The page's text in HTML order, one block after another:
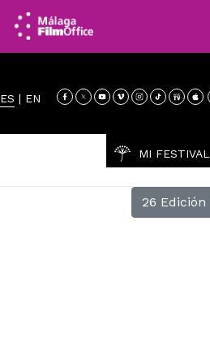
ES | EN
MI FESTIVAL
26 Edición